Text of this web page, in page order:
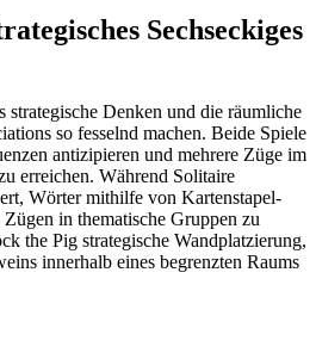
Sechseckiges
strategische Denken und die räumliche
so fesselnd machen. Beide Spiele
antizipieren und mehrere Züge im
erreichen. Während Solitaire
Wörter mithilfe von Kartenstapel-
in thematische Gruppen zu
the Pig strategische Wandplatzierung,
innerhalb eines begrenzten Raums